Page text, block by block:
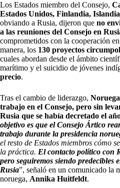
Los Estados miembro del Consejo,
Estados Unidos, Finlandia,
obviando a Rusia, dijeron que no
a las reuniones del Consejo en
comprometidos con la cooperación
manera, los 130 proyectos
cuales abordan desde el ámbito
marítimo y el suicidio de jóvenes
precio.
Tras el cambio de liderazgo,
trabajo en el Consejo, pero sin
Rusia que se había decretado el
objetivo es que el Consejo Ártico
trabajo durante la presidencia
el resto de Estados miembros cómo
la práctica. El contacto político con
pero seguiremos siendo predecibles
Rusia”, señaló en un comunicado la
noruega, Annika Huitfeldt.